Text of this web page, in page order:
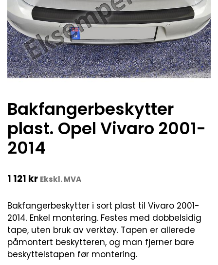
Bakfangerbeskytter
plast. Opel Vivaro 2001-
2014
1 121 kr Ekskl. MVA
Bakfangerbeskytter i sort plast til Vivaro 2001-
2014. Enkel montering. Festes med dobbelsidig
tape, uten bruk av verktøy. Tapen er allerede
påmontert beskytteren, og man fjerner bare
beskyttelstapen før montering.